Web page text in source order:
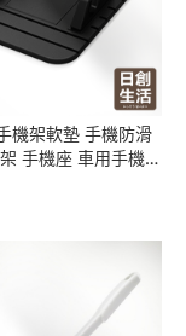
機架軟墊 手機防滑
手機座 車用手機支
滑墊